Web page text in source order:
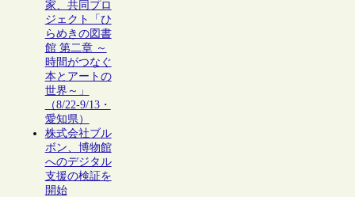
家、共同プロ
ジェクト「ひ
らめきの図書
館 第二章 ～
時間がつなぐ
本とアートの
世界～」
（8/22-9/13・
愛知県）
株式会社ブル
ボン、博物館
へのデジタル
支援の検証を
開始